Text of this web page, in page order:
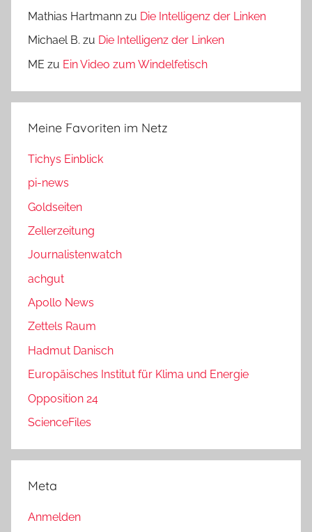
Mathias Hartmann zu Die Intelligenz der Linken
Michael B. zu Die Intelligenz der Linken
ME zu Ein Video zum Windelfetisch
Meine Favoriten im Netz
Tichys Einblick
pi-news
Goldseiten
Zellerzeitung
Journalistenwatch
achgut
Apollo News
Zettels Raum
Hadmut Danisch
Europäisches Institut für Klima und Energie
Opposition 24
ScienceFiles
Meta
Anmelden